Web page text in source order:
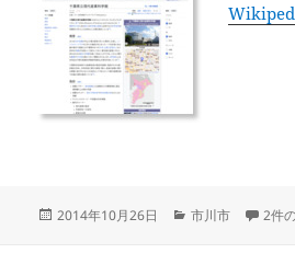
投
2014年10月26日
カ
市川市 千葉
2件